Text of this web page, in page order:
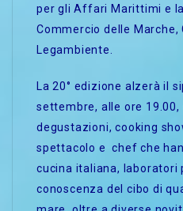
per gli Affari Marittimi e
Commercio delle Marche,
Legambiente.
La 20° edizione alzerà il
settembre, alle ore
degustazioni, cooking
spettacolo e chef che
cucina italiana, laboratori
conoscenza del cibo di